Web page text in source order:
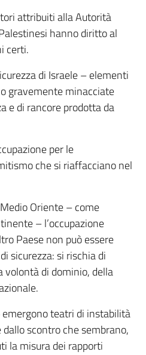
attribuiti alla Autorità
hanno diritto al
certi.
di Israele – elementi
gravemente minacciate
e di rancore prodotta da
per le
che si riaffacciano nel
Oriente – come
– l’occupazione
Paese non può essere
sicurezza: si rischia di
volontà di dominio, della
teatri di instabilità
scontro che sembrano,
la misura dei rapporti